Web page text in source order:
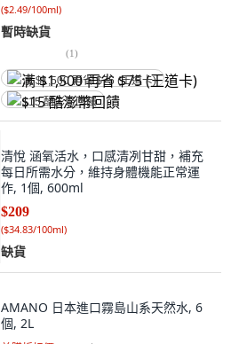
($2.49/100ml)
暫時缺貨
(1)
满 $1,500 再省 $75 (王道卡)
$15 酷澎幣回饋
清悅 涵氧活水，口感清冽甘甜，補充
每日所需水分，維持身體機能正常運
作, 1個, 600ml
$209
($34.83/100ml)
缺貨
AMANO 日本進口霧島山系天然水, 6
個, 2L